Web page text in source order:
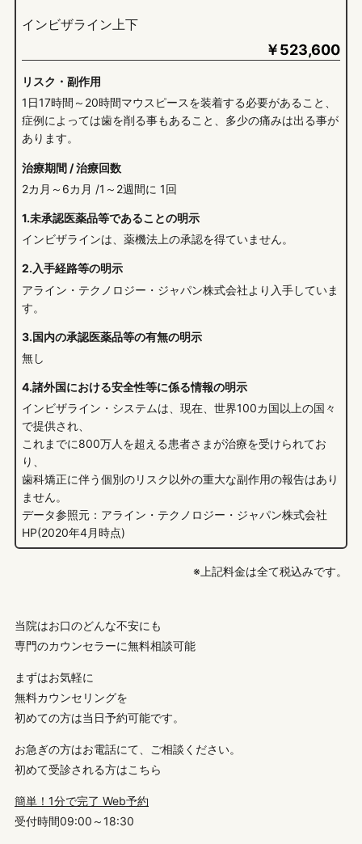
インビザライン上下
￥523,600
リスク・副作用
1日17時間～20時間マウスピースを装着する必要があること、
症例によっては歯を削る事もあること、多少の痛みは出る事が
あります。
治療期間 / 治療回数
2カ月～6カ月 /1～2週間に 1回
1.未承認医薬品等であることの明示
インビザラインは、薬機法上の承認を得ていません。
2.入手経路等の明示
アライン・テクノロジー・ジャパン株式会社より入手していま
す。
3.国内の承認医薬品等の有無の明示
無し
4.諸外国における安全性等に係る情報の明示
インビザライン・システムは、現在、世界100カ国以上の国々
で提供され、
これまでに800万人を超える患者さまが治療を受けられてお
り、
歯科矯正に伴う個別のリスク以外の重大な副作用の報告はあり
ません。
データ参照元：アライン・テクノロジー・ジャパン株式会社
HP(2020年4月時点)
※上記料金は全て税込みです。
当院はお口のどんな不安にも
専門のカウンセラーに無料相談可能
まずはお気軽に
無料カウンセリングを
初めての方は当日予約可能です。
お急ぎの方はお電話にて、ご相談ください。
初めて受診される方はこちら
簡単！1分で完了 Web予約
受付時間09:00～18:30